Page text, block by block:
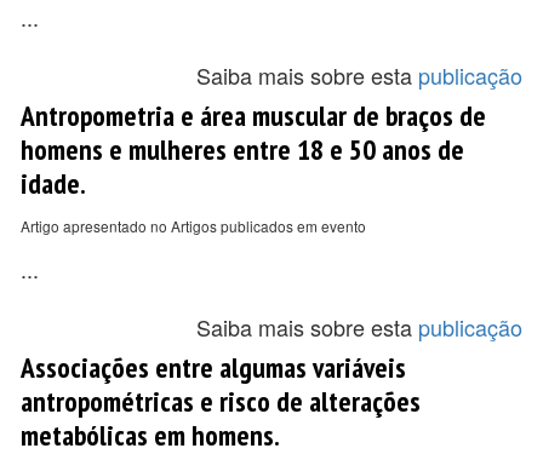
...
Saiba mais sobre esta publicação
Antropometria e área muscular de braços de
homens e mulheres entre 18 e 50 anos de
idade.
Artigo apresentado no Artigos publicados em evento
...
Saiba mais sobre esta publicação
Associações entre algumas variáveis
antropométricas e risco de alterações
metabólicas em homens.